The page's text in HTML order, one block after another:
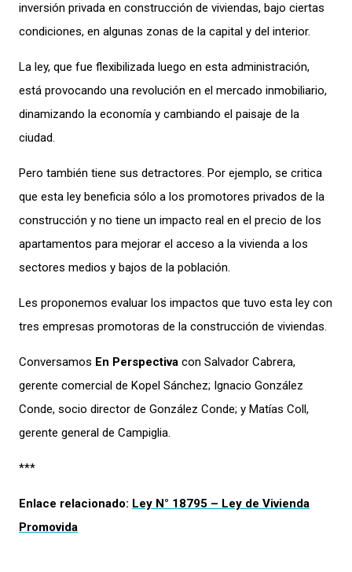
inversión privada en construcción de viviendas, bajo ciertas
condiciones, en algunas zonas de la capital y del interior.
La ley, que fue flexibilizada luego en esta administración,
está provocando una revolución en el mercado inmobiliario,
dinamizando la economía y cambiando el paisaje de la
ciudad.
Pero también tiene sus detractores. Por ejemplo, se critica
que esta ley beneficia sólo a los promotores privados de la
construcción y no tiene un impacto real en el precio de los
apartamentos para mejorar el acceso a la vivienda a los
sectores medios y bajos de la población.
Les proponemos evaluar los impactos que tuvo esta ley con
tres empresas promotoras de la construcción de viviendas.
Conversamos En Perspectiva con Salvador Cabrera,
gerente comercial de Kopel Sánchez; Ignacio González
Conde, socio director de González Conde; y Matías Coll,
gerente general de Campiglia.
***
Enlace relacionado: Ley N° 18795 – Ley de Vivienda
Promovida